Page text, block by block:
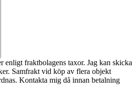
fraktbolagens taxor. Jag kan skicka
Samfrakt vid köp av flera objekt
Kontakta mig då innan betalning